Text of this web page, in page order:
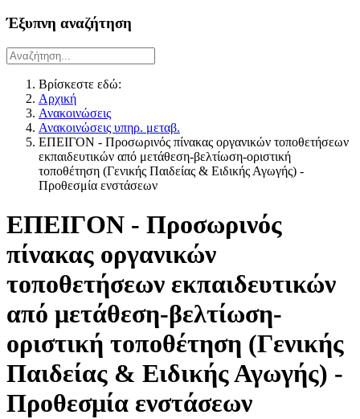
Έξυπνη αναζήτηση
Βρίσκεστε εδώ:
Αρχική
Ανακοινώσεις
Ανακοινώσεις υπηρ. μεταβ.
ΕΠΕΙΓΟΝ - Προσωρινός πίνακας οργανικών τοποθετήσεων
εκπαιδευτικών από μετάθεση-βελτίωση-οριστική
τοποθέτηση (Γενικής Παιδείας & Ειδικής Αγωγής) -
Προθεσμία ενστάσεων
ΕΠΕΙΓΟΝ - Προσωρινός
πίνακας οργανικών
τοποθετήσεων εκπαιδευτικών
από μετάθεση-βελτίωση-
οριστική τοποθέτηση (Γενικής
Παιδείας & Ειδικής Αγωγής) -
Προθεσμία ενστάσεων